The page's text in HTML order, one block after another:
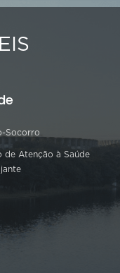
Socorro
de Atenção à Saúde